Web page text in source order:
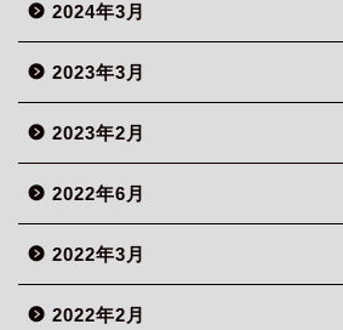
2024年3月
2023年3月
2023年2月
2022年6月
2022年3月
2022年2月